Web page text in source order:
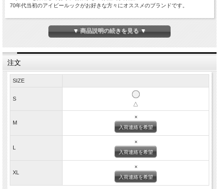
70年代当初のアイビールックがお好きな方々にオススメのブランドです。
『オウンメイク型 ボタンダウンシャツ』
オウンメイクという、アメトラ一筋何百年とやってきたブルックス・ブラザーズが
今一度オールアメリカンメイドを目指し、自社工場で作っているラインで
生産されていたボタンダウンシャツ『ポロカラーシャツ』をベースに
デザインしたボタンダウンシャツになります。
アメリカブランドのシャツがお好きな方には
きっと気に入っていただけるシャツに仕上がっていると思います。
襟のロールが綺麗に出るように様々な工夫が施されております。
まず、フロントボタンは通常7つの物が多いですが
個々のボタンの間隔が通常より広くなっております。
オウンメイクのシャツは約4インチ(10センチから11センチ)ほどの長さでしたが
ボタンを締めた状態でもキレイですが
第一ボタンを開けて着たときの襟のロールが非常に綺麗に出ます。
襟の高さも8.6センチとオウンメイクと同じ長さになっております。
襟のロールが美しく出る物は「フルロール」と呼ばれておりましたが
こちらのシャツもフルロールと呼ぶのにもふさわしいシャツに仕上がっておりま
▼ 商品説明の続きを見る ▼
注文
SIZE
S
△
M
×
入荷連絡を希望
L
×
入荷連絡を希望
XL
×
入荷連絡を希望